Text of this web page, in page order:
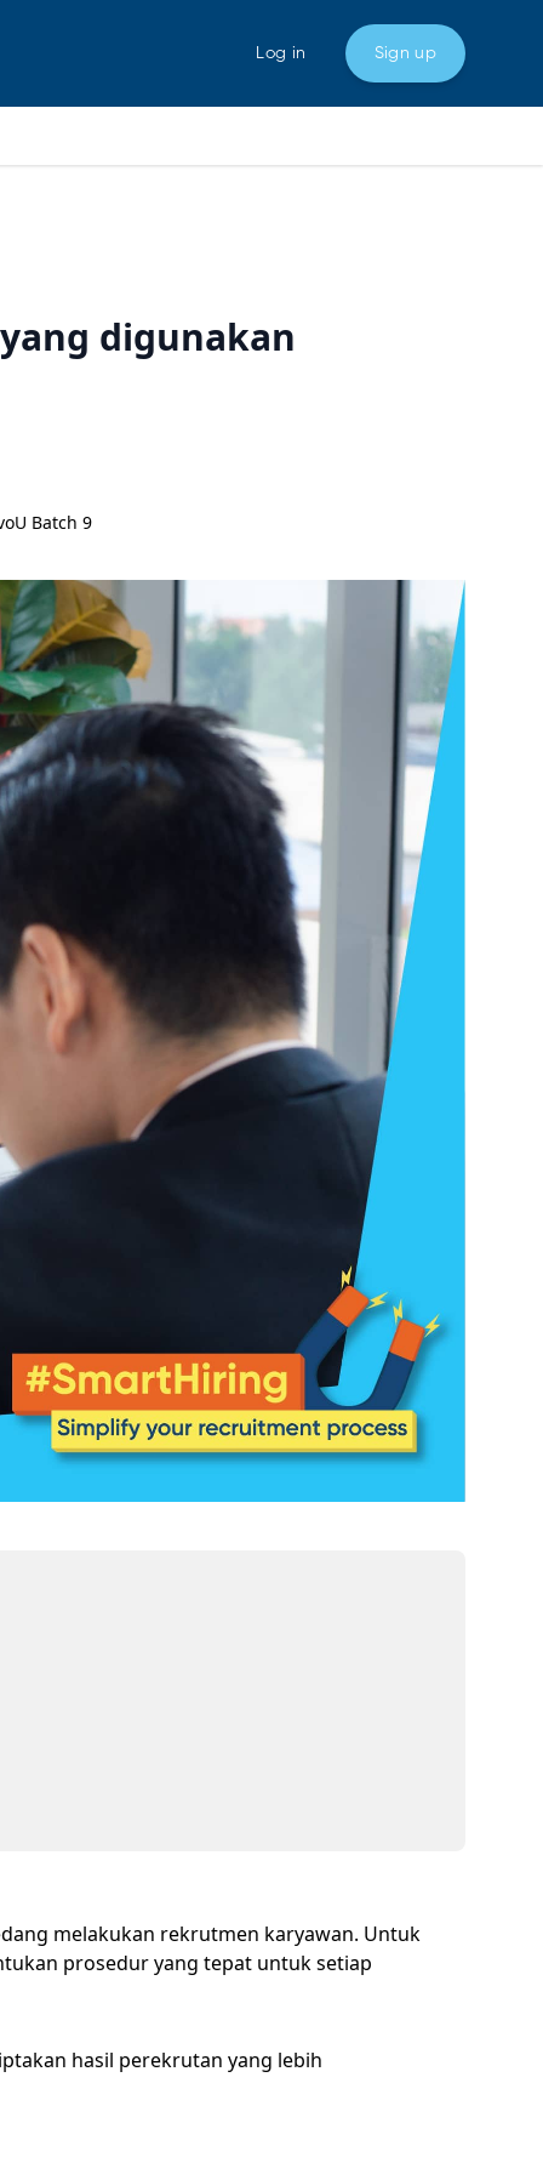
Log in Sign up
digunakan
Batch 9
melakukan rekrutmen karyawan. Untuk
prosedur yang tepat untuk setiap
hasil perekrutan yang lebih